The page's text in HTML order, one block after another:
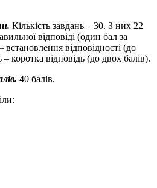
Кількість завдань – 30. З них 22
відповіді (один бал за
відповідності (до
– коротка відповідь (до двох балів).
40 балів.